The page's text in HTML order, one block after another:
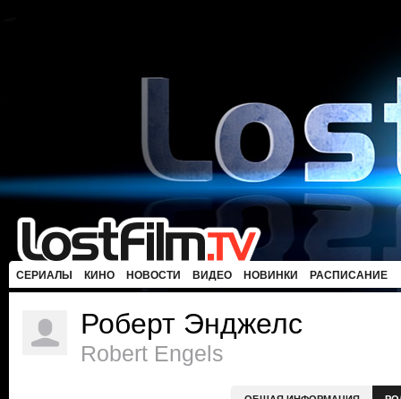
СЕРИАЛЫ КИНО НОВОСТИ ВИДЕО НОВИНКИ РАСПИСАНИЕ
Роберт Энджелс
Robert Engels